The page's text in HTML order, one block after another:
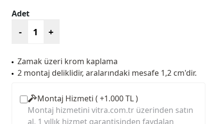
Adet
- +
Zamak üzeri krom kaplama
2 montaj deliklidir, aralarındaki mesafe 1,2 cm'dir.
Montaj Hizmeti ( +1.000 TL )
Montaj hizmetini vitra.com.tr üzerinden satın
al, 1 yıllık hizmet garantisinden faydalan